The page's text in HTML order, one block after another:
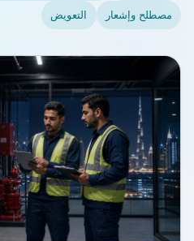
مصطلح وإشعار
التعويض